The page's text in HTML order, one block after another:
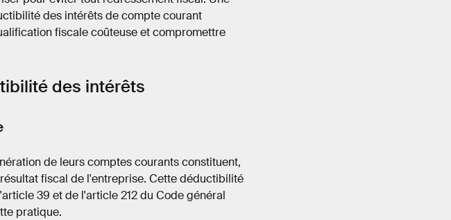
des intérêts de compte courant
fiscale coûteuse et compromettre
des intérêts
de leurs comptes courants constituent,
fiscal de l'entreprise. Cette déductibilité
39 et de l'article 212 du Code général
pratique.